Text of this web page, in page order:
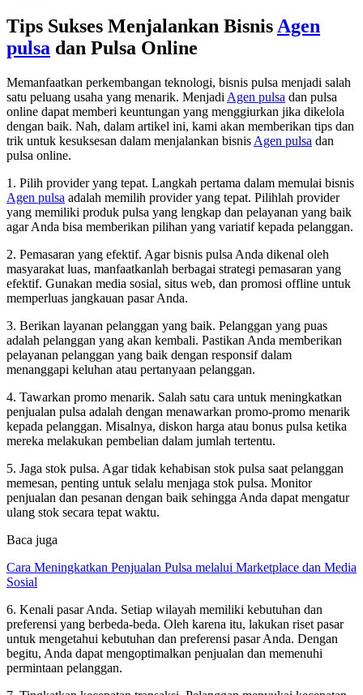
Tips Sukses Menjalankan Bisnis Agen
pulsa dan Pulsa Online
Memanfaatkan perkembangan teknologi, bisnis pulsa menjadi salah
satu peluang usaha yang menarik. Menjadi Agen pulsa dan pulsa
online dapat memberi keuntungan yang menggiurkan jika dikelola
dengan baik. Nah, dalam artikel ini, kami akan memberikan tips dan
trik untuk kesuksesan dalam menjalankan bisnis Agen pulsa dan
pulsa online.
1. Pilih provider yang tepat. Langkah pertama dalam memulai bisnis
Agen pulsa adalah memilih provider yang tepat. Pilihlah provider
yang memiliki produk pulsa yang lengkap dan pelayanan yang baik
agar Anda bisa memberikan pilihan yang variatif kepada pelanggan.
2. Pemasaran yang efektif. Agar bisnis pulsa Anda dikenal oleh
masyarakat luas, manfaatkanlah berbagai strategi pemasaran yang
efektif. Gunakan media sosial, situs web, dan promosi offline untuk
memperluas jangkauan pasar Anda.
3. Berikan layanan pelanggan yang baik. Pelanggan yang puas
adalah pelanggan yang akan kembali. Pastikan Anda memberikan
pelayanan pelanggan yang baik dengan responsif dalam
menanggapi keluhan atau pertanyaan pelanggan.
4. Tawarkan promo menarik. Salah satu cara untuk meningkatkan
penjualan pulsa adalah dengan menawarkan promo-promo menarik
kepada pelanggan. Misalnya, diskon harga atau bonus pulsa ketika
mereka melakukan pembelian dalam jumlah tertentu.
5. Jaga stok pulsa. Agar tidak kehabisan stok pulsa saat pelanggan
memesan, penting untuk selalu menjaga stok pulsa. Monitor
penjualan dan pesanan dengan baik sehingga Anda dapat mengatur
ulang stok secara tepat waktu.
Baca juga
Cara Meningkatkan Penjualan Pulsa melalui Marketplace dan Media
Sosial
6. Kenali pasar Anda. Setiap wilayah memiliki kebutuhan dan
preferensi yang berbeda-beda. Oleh karena itu, lakukan riset pasar
untuk mengetahui kebutuhan dan preferensi pasar Anda. Dengan
begitu, Anda dapat mengoptimalkan penjualan dan memenuhi
permintaan pelanggan.